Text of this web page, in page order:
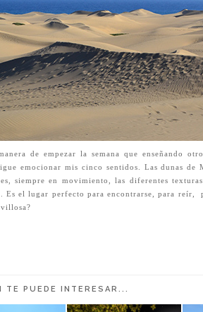
de empezar la semana que enseñando
emocionar mis cinco sentidos. Las dunas de
siempre en movimiento, las diferentes
Es el lugar perfecto para encontrarse, para reír,
TE PUEDE INTERESAR...